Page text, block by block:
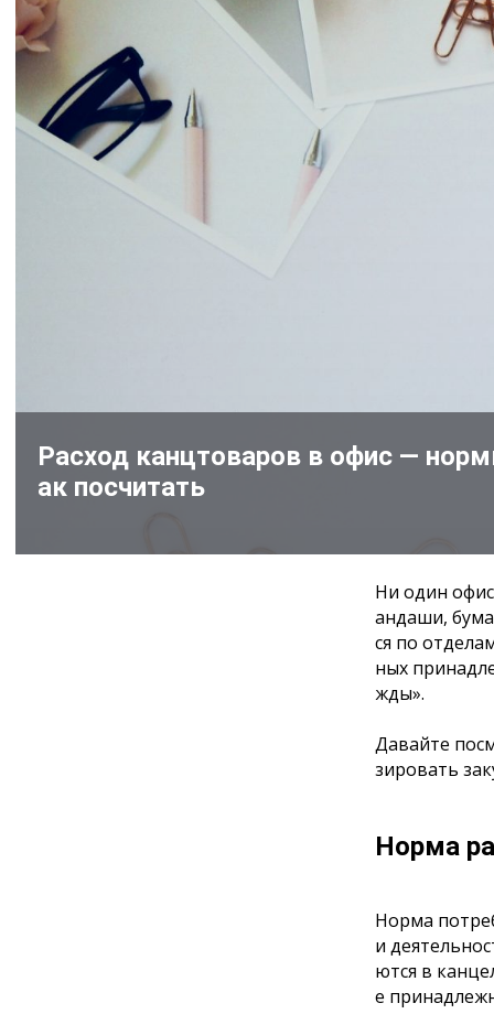
Расход канцтоваров в офис —
ак посчитать
Ни один
андаши,
ся по
ных
жды».
Давайте
зировать
Норма
Норма
и
ются в
е